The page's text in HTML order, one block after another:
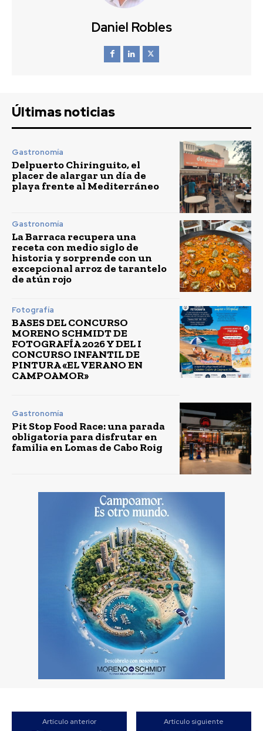
Daniel Robles
Últimas noticias
Gastronomía
Delpuerto Chiringuito, el
placer de alargar un día de
playa frente al Mediterráneo
Gastronomía
La Barraca recupera una
receta con medio siglo de
historia y sorprende con un
excepcional arroz de tarantelo
de atún rojo
Fotografía
BASES DEL CONCURSO
MORENO SCHMIDT DE
FOTOGRAFÍA 2026 Y DEL I
CONCURSO INFANTIL DE
PINTURA «EL VERANO EN
CAMPOAMOR»
Gastronomía
Pit Stop Food Race: una parada
obligatoria para disfrutar en
familia en Lomas de Cabo Roig
Artículo anterior Artículo siguiente